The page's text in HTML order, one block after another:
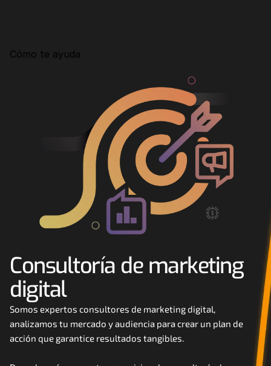
Desarrollo Web
Email marketing
RESOURCES
Careers
Docs
Cómo te ayuda
Consultoría de marketing
digital
Somos expertos consultores de marketing digital,
analizamos tu mercado y audiencia para crear un plan de
acción que garantice resultados tangibles.